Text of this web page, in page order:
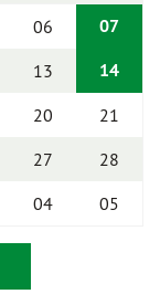
06 07
13 14
20
21
27
28
04 05